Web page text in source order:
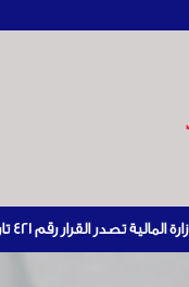
المستوردين بإبراز براءة ذمة مالية سارية صادرة عن الهيئة العامة للضرائب والرسوم أو مديرياتها عند القيام بعمليات الاستيراد